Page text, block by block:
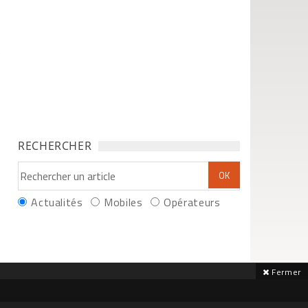
RECHERCHER
Actualités Mobiles Opérateurs
Fermer